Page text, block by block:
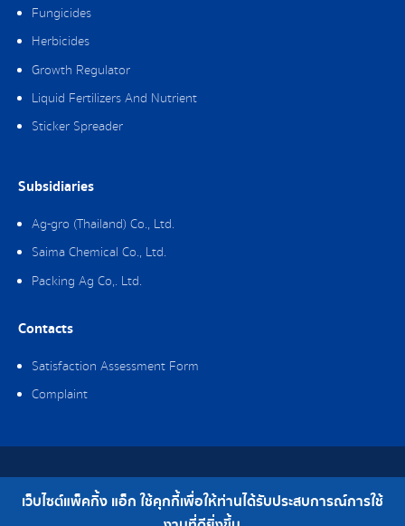
Fungicides
Herbicides
Growth Regulator
Liquid Fertilizers And Nutrient
Sticker Spreader
Subsidiaries
Ag-gro (Thailand) Co., Ltd.
Saima Chemical Co., Ltd.
Packing Ag Co,. Ltd.
Contacts
Satisfaction Assessment Form
Complaint
Copyright © 2019 Packing Ag Co,. Ltd. All Rights Reserved.
Telephone : 0-2308-2102 | Fax : 0-2308-2487
เว็บไซต์แพ็คกิ้ง แอ็ก ใช้คุกกี้เพื่อให้ท่านได้รับประสบการณ์การใช้